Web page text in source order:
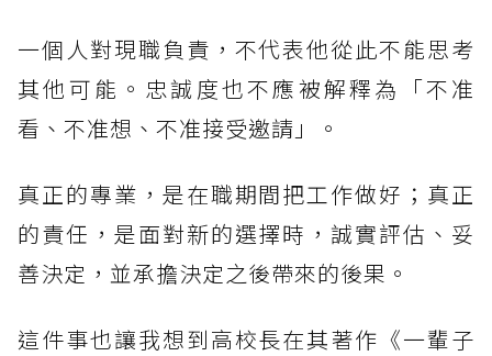
一個人對現職負責，不代表他從此不能思考
其他可能。忠誠度也不應被解釋為「不准
看、不准想、不准接受邀請」。
真正的專業，是在職期間把工作做好；真正
的責任，是面對新的選擇時，誠實評估、妥
善決定，並承擔決定之後帶來的後果。
這件事也讓我想到高校長在其著作《一輩子